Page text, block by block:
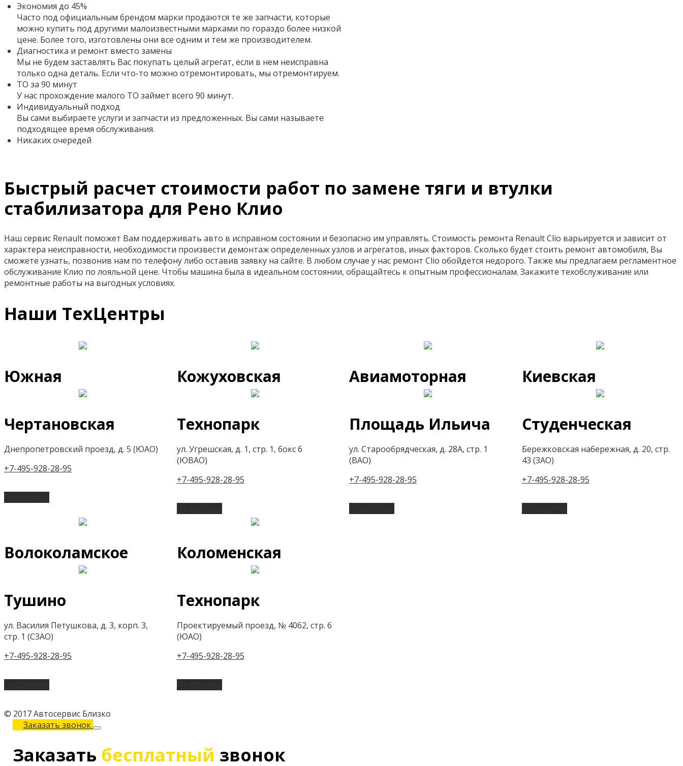
Экономия до 45%
Часто под официальным брендом марки продаются те же запчасти, которые
можно купить под другими малоизвестными марками по гораздо более низкой
цене. Более того, изготовлены они все одним и тем же производителем.
Диагностика и ремонт вместо замены
Мы не будем заставлять Вас покупать целый агрегат, если в нем неисправна
только одна деталь. Если что-то можно отремонтировать, мы отремонтируем.
ТО за 90 минут
У нас прохождение малого ТО займет всего 90 минут.
Индивидуальный подход
Вы сами выбираете услуги и запчасти из предложенных. Вы сами называете
подходящее время обслуживания.
Никаких очередей
Быстрый расчет стоимости работ по замене тяги и втулки
стабилизатора для Рено Клио
Наш сервис Renault поможет Вам поддерживать авто в исправном состоянии и безопасно им управлять. Стоимость ремонта Renault Clio варьируется и зависит от
характера неисправности, необходимости произвести демонтаж определенных узлов и агрегатов, иных факторов. Сколько будет стоить ремонт автомобиля, Вы
сможете узнать, позвонив нам по телефону либо оставив заявку на сайте. В любом случае у нас ремонт Clio обойдется недорого. Также мы предлагаем регламентное
обслуживание Клио по лояльной цене. Чтобы машина была в идеальном состоянии, обращайтесь к опытным профессионалам. Закажите техобслуживание или
ремонтные работы на выгодных условиях.
Наши ТехЦентры
Южная
Чертановская
Днепропетровский проезд, д. 5 (ЮАО)
+7-495-928-28-95
Кожуховская
Технопарк
ул. Угрешская, д. 1, стр. 1, бокс 6
(ЮВАО)
+7-495-928-28-95
Авиамоторная
Площадь Ильича
ул. Старообрядческая, д. 28А, стр. 1
(ВАО)
+7-495-928-28-95
Киевская
Студенческая
Бережковская набережная, д. 20, стр.
43 (ЗАО)
+7-495-928-28-95
Волоколамское
Тушино
ул. Василия Петушкова, д. 3, корп. 3,
стр. 1 (СЗАО)
+7-495-928-28-95
Коломенская
Технопарк
Проектируемый проезд, № 4062, стр. 6
(ЮАО)
+7-495-928-28-95
© 2017 Автосервис Близко
Заказать звонок
Заказать бесплатный звонок